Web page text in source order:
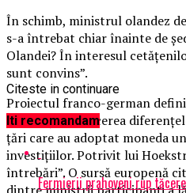
În schimb, ministrul olandez
s-a întrebat chiar înainte de
Olandei? În interesul
sunt convins”.
Proiectul franco-german
urmăreşte reducerea
ţări care au adoptat moneda
investiţiilor. Potrivit lui
întrebări”. O sursă europenă
Citeste in continuare
Iti recomandam
Fermierii prahoveni rup